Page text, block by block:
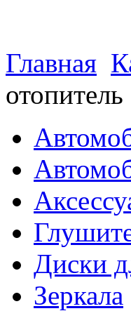
Главная
Диски
Зеркала